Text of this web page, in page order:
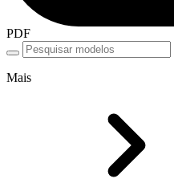
PDF
Mais